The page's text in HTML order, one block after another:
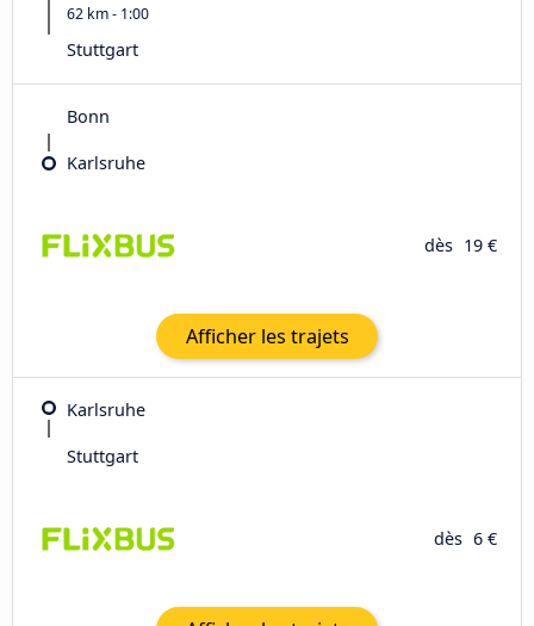
62 km - 1:00
Stuttgart
Bonn
Karlsruhe
dès 19 €
Afficher les trajets
Karlsruhe
Stuttgart
dès 6 €